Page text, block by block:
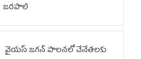
జరపాలి
వైయ‌స్ జగన్ పాలనలో చేనేతలకు